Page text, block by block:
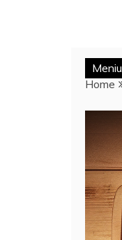
Meniu
Home